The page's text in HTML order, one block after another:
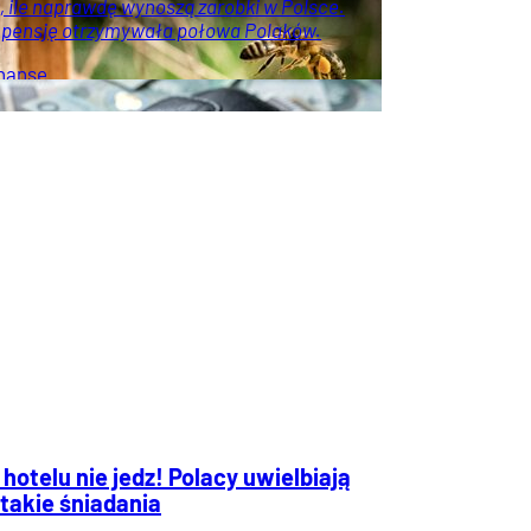
ile naprawdę wynoszą zarobki w Polsce.
otrzymywała połowa Polaków.
hotelu nie jedz! Polacy uwielbiają
śniadania